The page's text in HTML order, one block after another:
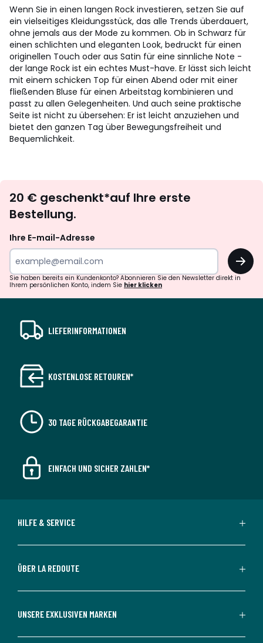
Wenn Sie in einen langen Rock investieren, setzen Sie auf
ein vielseitiges Kleidungsstück, das alle Trends überdauert,
ohne jemals aus der Mode zu kommen. Ob in Schwarz für
einen schlichten und eleganten Look, bedruckt für einen
originellen Touch oder aus Satin für eine sinnliche Note -
der lange Rock ist ein echtes Must-have. Er lässt sich leicht
mit einem schicken Top für einen Abend oder mit einer
fließenden Bluse für einen Arbeitstag kombinieren und
passt zu allen Gelegenheiten. Und auch seine praktische
Seite ist nicht zu übersehen: Er ist leicht anzuziehen und
bietet den ganzen Tag über Bewegungsfreiheit und
Bequemlichkeit.
abonnieren
20 € geschenkt*auf Ihre erste
Bestellung.
Ihre E-mail-Adresse
OK
Sie haben bereits ein Kundenkonto? Abonnieren Sie den Newsletter direkt in
Ihrem persönlichen Konto, indem Sie hier klicken
LIEFERINFORMATIONEN
KOSTENLOSE RETOUREN*
30 TAGE RÜCKGABEGARANTIE
EINFACH UND SICHER ZAHLEN*
HILFE & SERVICE
ÜBER LA REDOUTE
UNSERE EXKLUSIVEN MARKEN